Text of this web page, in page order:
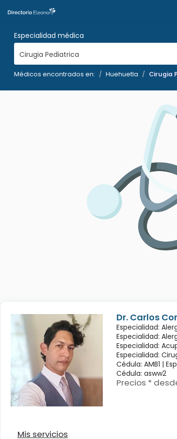
Especialidad médica
Cirugia Pediatrica
Médicos encontrados en: Huehuetla Cirugia
Dr. Carlos
Especialidad:
Especialidad:
Especialidad:
Especialidad:
Cédula: AMB1 |
Cédula: asww2
Precios *
Mis servicios